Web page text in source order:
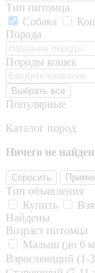
Тип питомца
Собака
Порода
Породы кошек
Выбрать все
Популярные
Каталог пород
Ничего не
Сбросить
Тип объявления
Купить
Найдены
Возраст питомца
Малыш (до 6
Взрослеющий (1-3